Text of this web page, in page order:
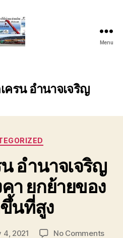
รถ
เครน
เฮี๊ยบ
สไลด์
เครื่องจักร
โทร
0818900005
Menu
ครน อำนาจเจริญ
Categories
อำนาจเจริญ
า ยกย้ายของ
นที่สูง
4, 2021 No Commentson